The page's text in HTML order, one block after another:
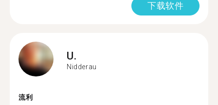
下载软件
U.
Nidderau
流利